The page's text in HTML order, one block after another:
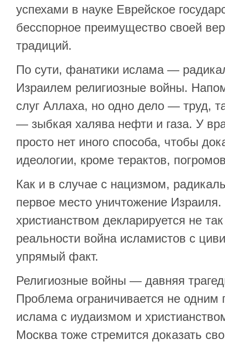
успехами в науке Еврейское
бесспорное преимущество своей
традиций.
По сути, фанатики ислама —
Израилем религиозные войны.
слуг Аллаха, но одно дело — труд,
— зыбкая халява нефти и газа. У
просто нет иного способа, чтобы
идеологии, кроме терактов,
Как и в случае с нацизмом,
первое место уничтожение Израиля.
христианством декларируется не
реальности война исламистов с
упрямый факт.
Религиозные войны — давняя
Проблема ограничивается не одним
ислама с иудаизмом и
Москва тоже стремится доказать